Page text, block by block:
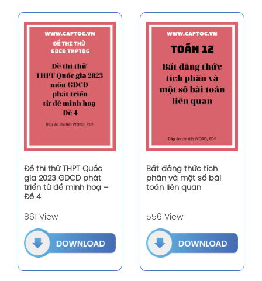
Đề thi thử THPT Quốc
gia 2023 GDCD phát
triển từ đề minh hoạ –
Đề 4
861 View
Bất đẳng thức tích
phân và một số bài
toán liên quan
556 View